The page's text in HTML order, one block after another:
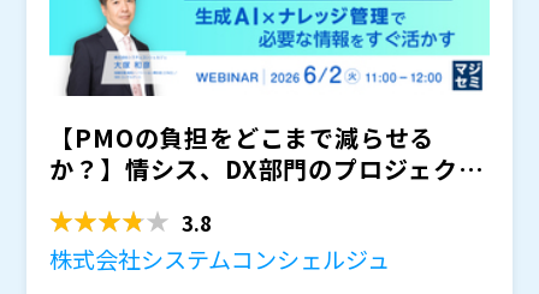
【PMOの負担をどこまで減らせる
か？】情シス、DX部門のプロジェクト
3.8
株式会社システムコンシェルジュ